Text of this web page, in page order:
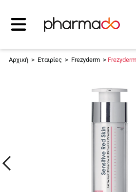
Αρχική > Εταιρίες > Frezyderm >